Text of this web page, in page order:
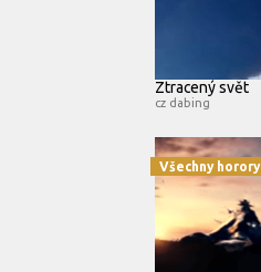
Ztracený svět
cz dabing
Všechny horory